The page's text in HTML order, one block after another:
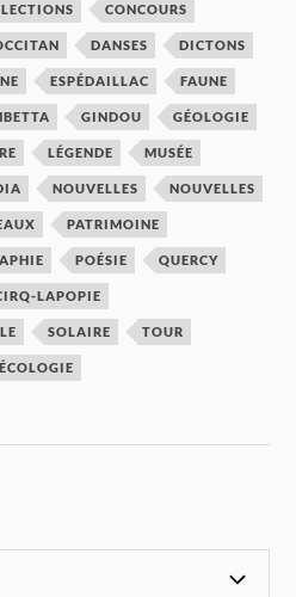
CONCOURS
DANSES DICTONS
ESPÉDAILLAC FAUNE
GINDOU GÉOLOGIE
LÉGENDE MUSÉE
NOUVELLES NOUVELLES
PATRIMOINE
POÉSIE QUERCY
LAPOPIE
SOLAIRE TOUR
ÉCOLOGIE